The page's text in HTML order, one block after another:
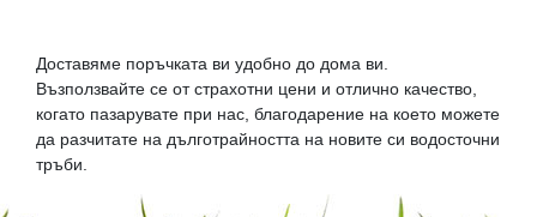
Доставяме поръчката ви удобно до дома ви.
Възползвайте се от страхотни цени и отлично качество,
когато пазарувате при нас, благодарение на което можете
да разчитате на дълготрайността на новите си водосточни
тръби.